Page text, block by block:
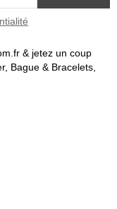
& jetez un coup
Bague & Bracelets,